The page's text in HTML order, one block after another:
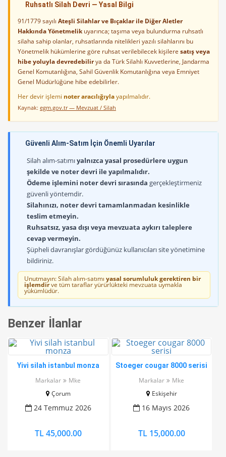
Ruhsatlı Silah Devri — Yasal Bilgi
91/1779 sayılı Ateşli Silahlar ve Bıçaklar ile Diğer Aletler
Hakkında Yönetmelikuyarınca; taşıma veya bulundurma ruhsatlı
silaha sahip olanlar, ruhsatlarında nitelikleri yazılı silahlarını bu
Yönetmelik hükümlerine göre ruhsat verilebilecek kişilere satış veya
hibe yoluyla devredebilirya da Türk Silahlı Kuvvetlerine, Jandarma
Genel Komutanlığına, Sahil Güvenlik Komutanlığına veya Emniyet
Genel Müdürlüğüne hibe edebilirler.
Her devir işlemi noter aracılığıylayapılmalıdır.
Kaynak: egm.gov.tr — Mevzuat / Silah
Güvenli Alım-Satım İçin Önemli Uyarılar
Silah alım-satımıyalnızca yasal prosedürlere uygun
şekilde ve noter devri ile yapılmalıdır.
Ödeme işlemini noter devri sırasında gerçekleştirmeniz
güvenli yöntemdir.
Silahınızı, noter devri tamamlanmadan kesinlikle
teslim etmeyin.
Ruhsatsız, yasa dışı veya mevzuata aykırı taleplere
cevap vermeyin.
Şüpheli davranışlar gördüğünüz kullanıcıları site yönetimine
bildiriniz.
Unutmayın: Silah alım-satımı yasal sorumluluk gerektiren bir
işlemdirve tüm taraflar yürürlükteki mevzuata uymakla
yükümlüdür.
Benzer İlanlar
Yivi silah istanbul monza
Markalar
Mke
Çorum
24 Temmuz 2026
TL 45,000.00
Stoeger cougar 8000 serisi
Markalar
Mke
Eskişehir
16 Mayıs 2026
TL 15,000.00